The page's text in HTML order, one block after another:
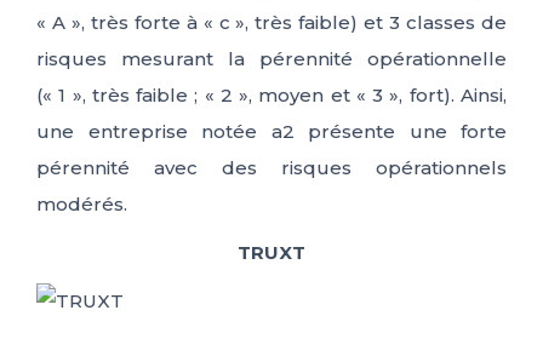
« A », très forte à « c », très faible) et 3 classes de
risques mesurant la pérennité opérationnelle
(« 1 », très faible ; « 2 », moyen et « 3 », fort). Ainsi,
une entreprise notée a2 présente une forte
pérennité avec des risques opérationnels
modérés.
TRUXT